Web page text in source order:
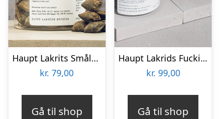
Haupt Lakrits Smålänningar
kr. 79,00
Gå til shop
Haupt Lakrids Fucking Fabulous
kr. 99,00
Gå til shop